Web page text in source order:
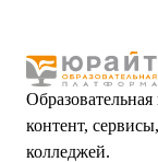
контент,
колледжей.